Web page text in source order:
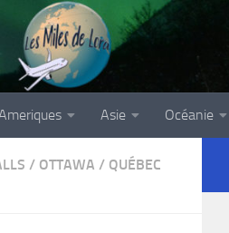
Ameriques Asie Océanie
/ OTTAWA / QUÉBEC